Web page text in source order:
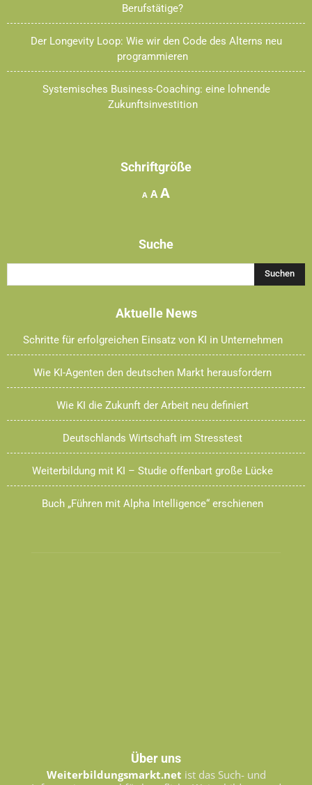
Berufstätige?
Der Longevity Loop: Wie wir den Code des Alterns neu
programmieren
Systemisches Business-Coaching: eine lohnende
Zukunftsinvestition
Schriftgröße
A Decrease
A Reset
AIncrease
Suche
Aktuelle News
Schritte für erfolgreichen Einsatz von KI in Unternehmen
Wie KI-Agenten den deutschen Markt herausfordern
Wie KI die Zukunft der Arbeit neu definiert
Deutschlands Wirtschaft im Stresstest
Weiterbildung mit KI – Studie offenbart große Lücke
Buch „Führen mit Alpha Intelligence“ erschienen
Über uns
Weiterbildungsmarkt.net ist das Such- und